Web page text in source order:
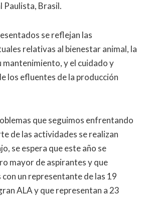
Paulista, Brasil.
se reflejan las
relativas al bienestar animal, la
mantenimiento, y el cuidado y
los efluentes de la producción
que seguimos enfrentando
de las actividades se realizan
se espera que este año se
mayor de aspirantes y que
un representante de las 19
ALA y que representan a 23